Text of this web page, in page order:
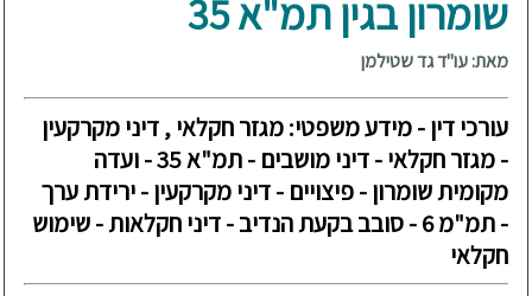
שומרון בגין תמ"א 35
מאת: עו"ד גד שטילמן
עורכי דין - מידע משפטי: מגזר חקלאי , דיני מקרקעין
- מגזר חקלאי - דיני מושבים - תמ"א 35 - ועדה
מקומית שומרון - פיצויים - דיני מקרקעין - ירידת ערך
- תמ"מ 6 - סובב בקעת הנדיב - דיני חקלאות - שימוש
חקלאי